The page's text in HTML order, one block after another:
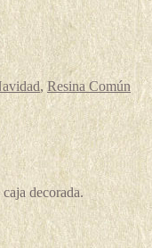
,Resina Común
decorada.